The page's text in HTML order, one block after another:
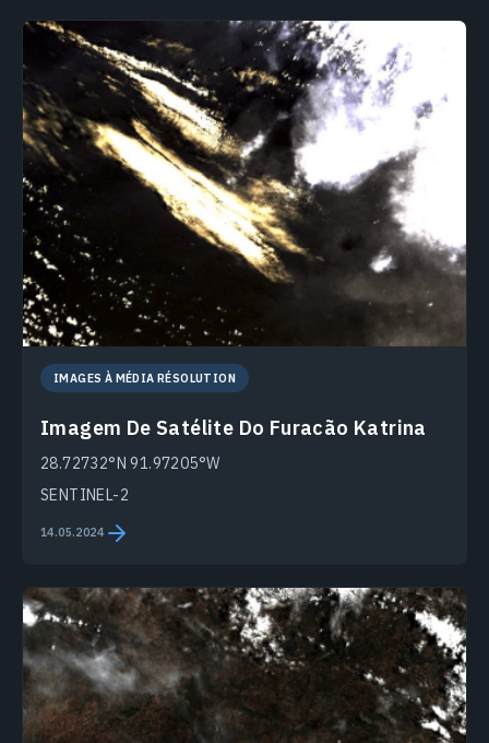
IMAGES À MÉDIA RÉSOLUTION
Imagem De Satélite Do Furacão Katrina
28.72732°N 91.97205°W
SENTINEL-2
14.05.2024